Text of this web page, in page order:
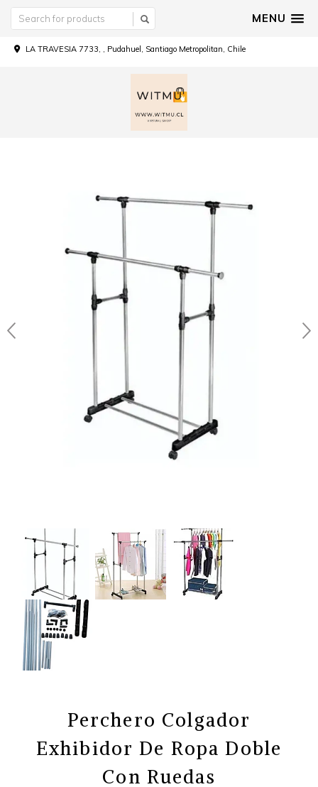
MENU
LA TRAVESIA 7733, , Pudahuel, Santiago Metropolitan, Chile
Perchero Colgador
Exhibidor De Ropa Doble
Con Ruedas